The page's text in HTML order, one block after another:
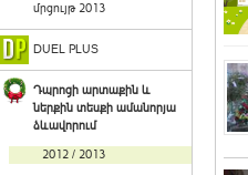
մրցույթ 2013
DUEL PLUS
Դպրոցի արտաքին և
ներքին տեսքի ամանորյա
ձևավորում
2012 / 2013